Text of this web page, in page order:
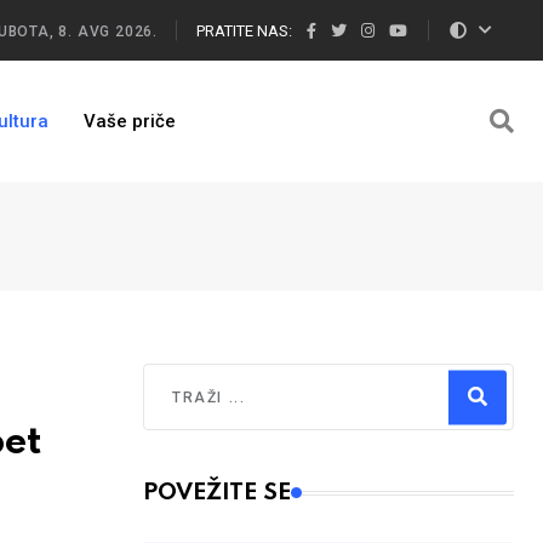
8. AVG 2026. PRATITE NAS:
Vaše priče
Type 2 or more characters for results.
POVEŽITE SE